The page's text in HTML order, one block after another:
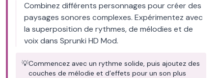
Combinez différents personnages pour créer des
paysages sonores complexes. Expérimentez avec
la superposition de rythmes, de mélodies et de
voix dans Sprunki HD Mod.
💡Commencez avec un rythme solide, puis ajoutez des
couches de mélodie et d’effets pour un son plus